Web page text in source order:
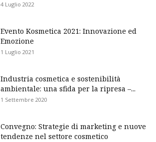
4 Luglio 2022
Evento Kosmetica 2021: Innovazione ed
Emozione
1 Luglio 2021
Industria cosmetica e sostenibilità
ambientale: una sfida per la ripresa –...
1 Settembre 2020
Convegno: Strategie di marketing e nuove
tendenze nel settore cosmetico